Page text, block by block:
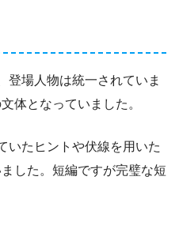
登場人物は統一されていま
体となっていました。
いたヒントや伏線を用いた
した。短編ですが完璧な短